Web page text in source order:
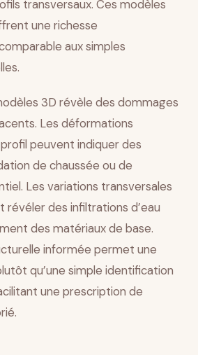
transversaux. Ces modèles
une richesse
aux simples
3D révèle des dommages
Les déformations
peuvent indiquer des
de chaussée ou de
Les variations transversales
révéler des infiltrations d’eau
des matériaux de base.
informée permet une
qu’une simple identification
une prescription de